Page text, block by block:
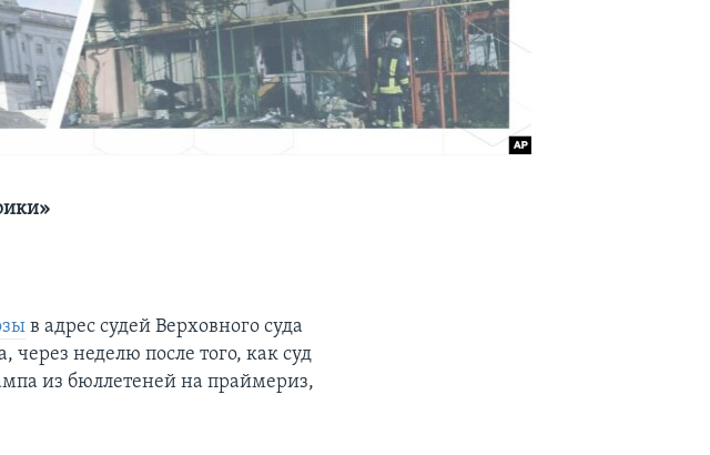
в адрес судей Верховного суда
неделю после того, как суд
из бюллетеней на праймериз,